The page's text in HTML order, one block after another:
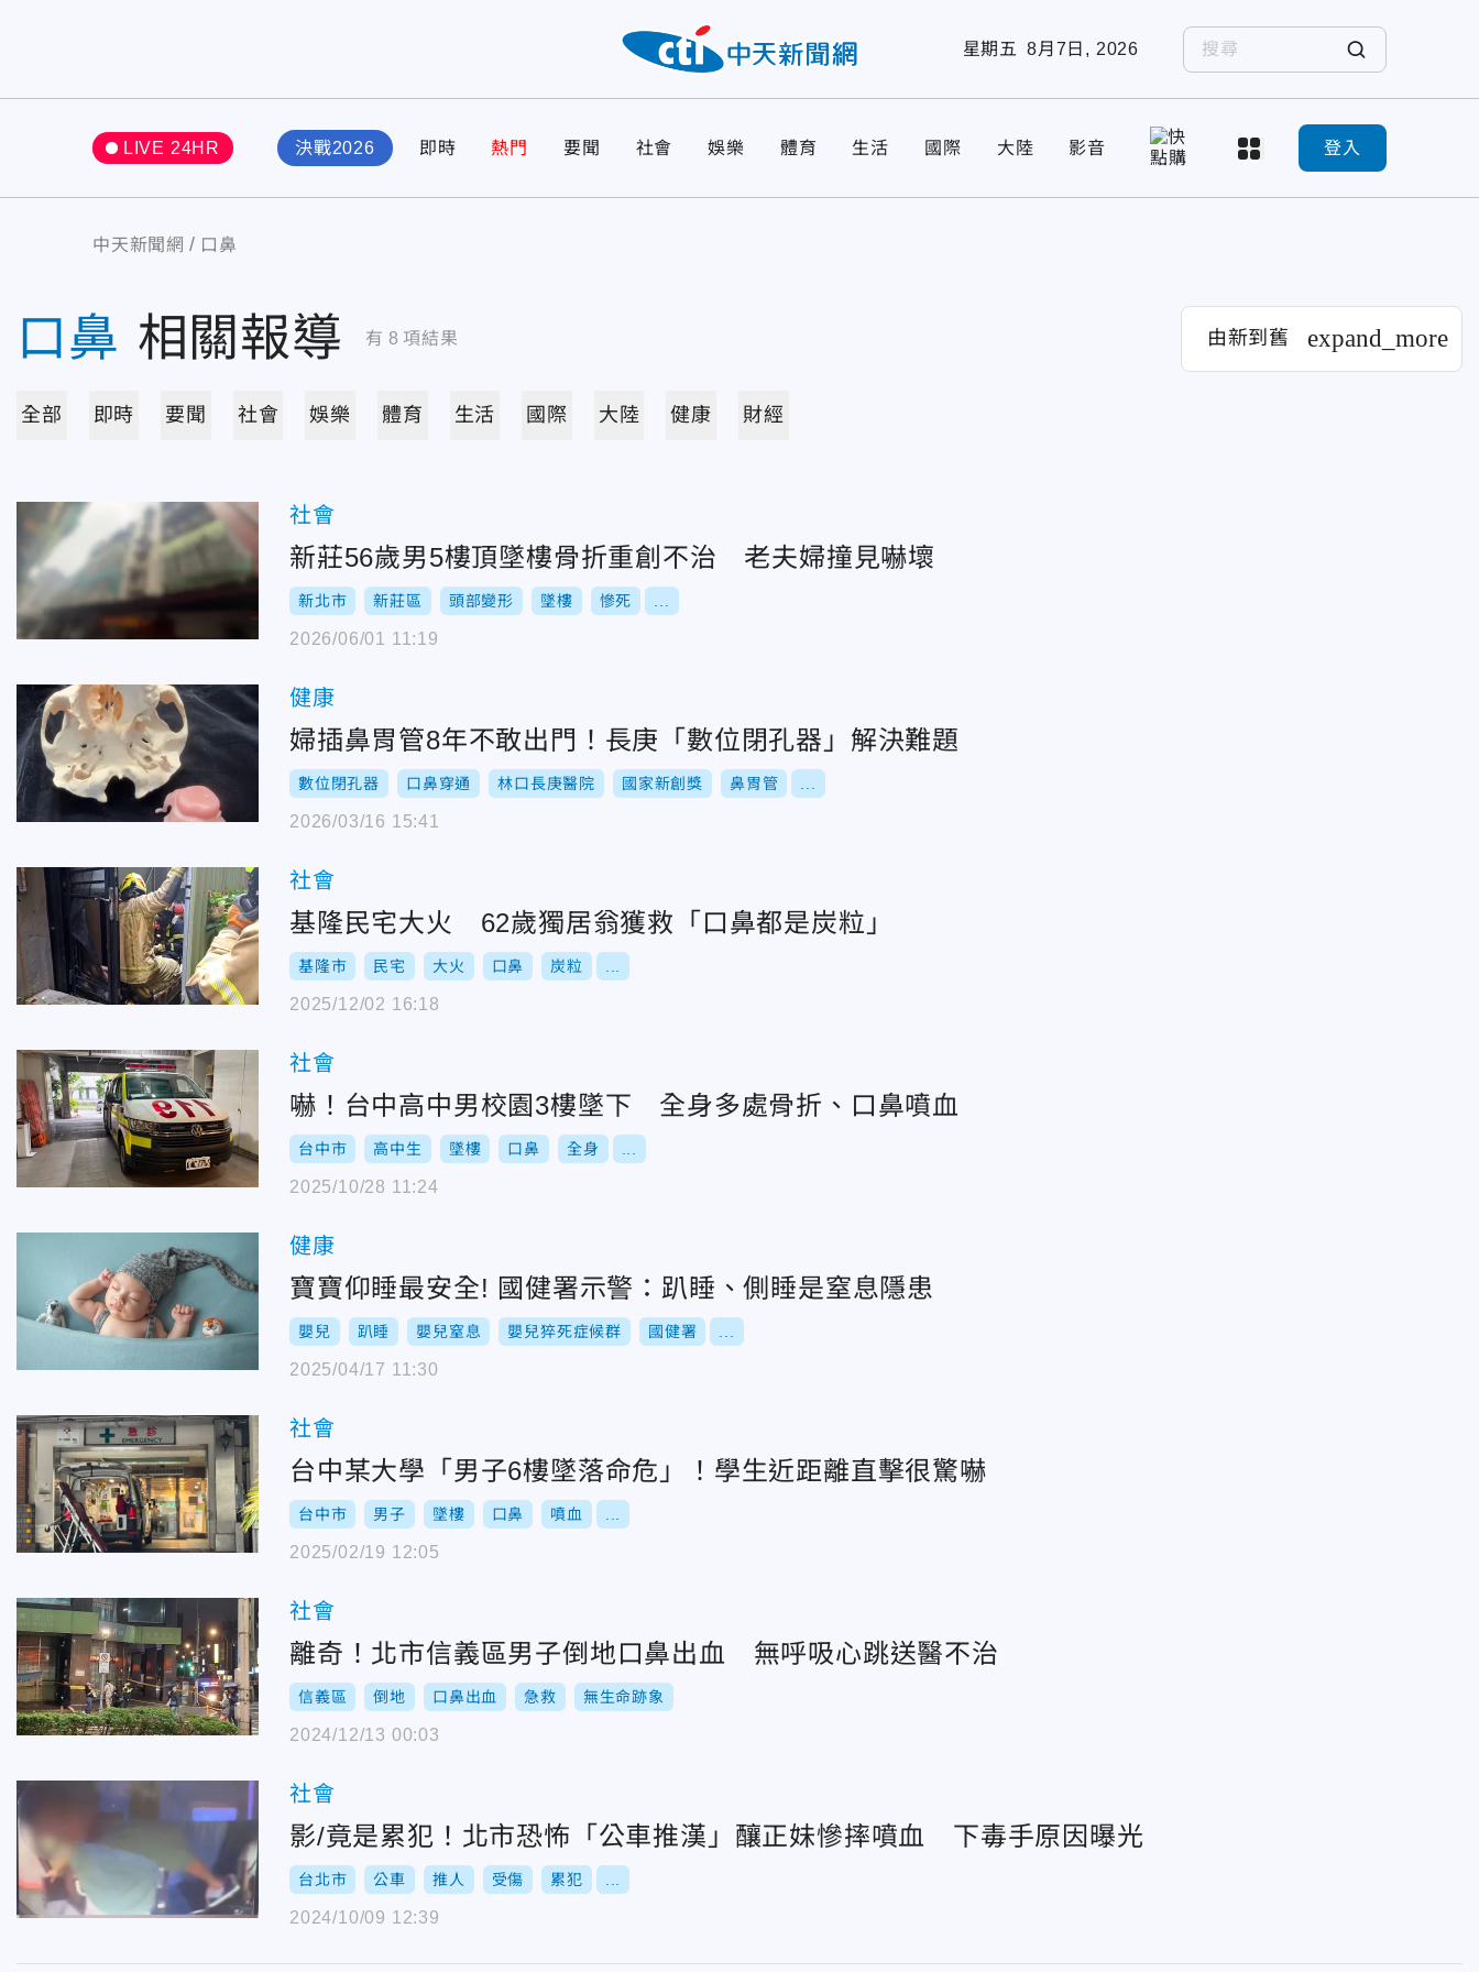
星期五 8月7日, 2026
LIVE 24HR 決戰2026 即時 熱門 要聞 社會 娛樂 體育 生活 國際 大陸 影音 登入
中天新聞網 口鼻
口鼻 相關報導 有 8 項結果 由新到舊 expand_more
全部 即時 要聞 社會 娛樂 體育 生活 國際 大陸 健康 財經
社會
新莊56歲男5樓頂墜樓骨折重創不治 老夫婦撞見嚇壞
新北市 新莊區 頭部變形 墜樓 慘死
2026/06/01 11:19
健康
婦插鼻胃管8年不敢出門！長庚「數位閉孔器」解決難題
數位閉孔器 口鼻穿通 林口長庚醫院 國家新創獎 鼻胃管
2026/03/16 15:41
社會
基隆民宅大火 62歲獨居翁獲救「口鼻都是炭粒」
基隆市 民宅 大火 口鼻 炭粒
2025/12/02 16:18
社會
嚇！台中高中男校園3樓墜下 全身多處骨折、口鼻噴血
台中市 高中生 墜樓 口鼻 全身
2025/10/28 11:24
健康
寶寶仰睡最安全! 國健署示警：趴睡、側睡是窒息隱患
嬰兒 趴睡 嬰兒窒息 嬰兒猝死症候群 國健署
2025/04/17 11:30
社會
台中某大學「男子6樓墜落命危」！學生近距離直擊很驚嚇
台中市 男子 墜樓 口鼻 噴血
2025/02/19 12:05
社會
離奇！北市信義區男子倒地口鼻出血 無呼吸心跳送醫不治
信義區 倒地 口鼻出血 急救 無生命跡象
2024/12/13 00:03
社會
影/竟是累犯！北市恐怖「公車推漢」釀正妹慘摔噴血 下毒手原因曝光
台北市 公車 推人 受傷 累犯
2024/10/09 12:39